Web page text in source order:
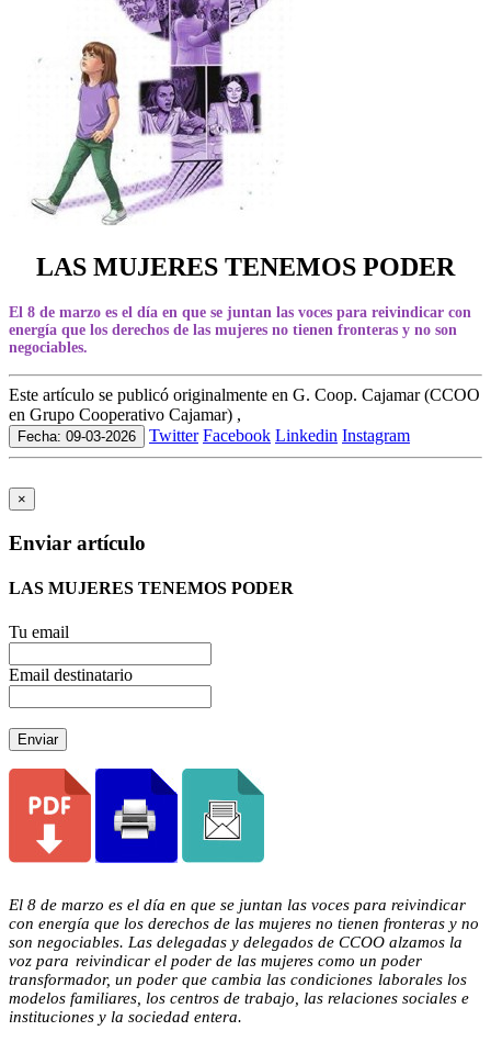
LAS MUJERES TENEMOS PODER
El 8 de marzo es el día en que se juntan las voces para reivindicar con
energía que los derechos de las mujeres no tienen fronteras y no son
negociables.
Este artículo se publicó originalmente en G. Coop. Cajamar (CCOO
en Grupo Cooperativo Cajamar) ,
Fecha: 09-03-2026 Twitter Facebook Linkedin Instagram
×
Enviar artículo
LAS MUJERES TENEMOS PODER
Tu email
Email destinatario
Enviar
El 8 de marzo es el día en que se juntan las voces para reivindicar
con energía que los derechos de las mujeres no tienen fronteras y no
son negociables. Las delegadas y delegados de CCOO alzamos la
voz para reivindicar el poder de las mujeres como un poder
transformador, un poder que cambia las condiciones laborales los
modelos familiares, los centros de trabajo, las relaciones sociales e
instituciones y la sociedad entera.